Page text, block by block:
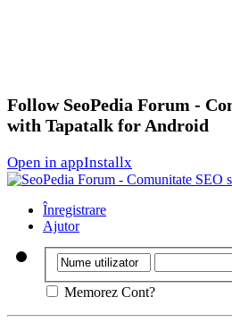
Follow SeoPedia Forum -
with Tapatalk for Android
Open in appInstallx
Înregistrare
Ajutor
Memorez Cont?